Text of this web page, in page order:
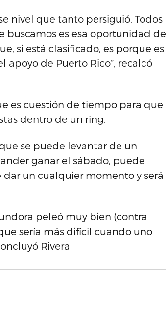
nivel que tanto persiguió. Todos
buscamos es esa oportunidad de
si está clasificado, es porque es
de Puerto Rico”, recalcó
es cuestión de tiempo para que
dentro de un ring.
se puede levantar de un
ganar el sábado, puede
un cualquier momento y será
peleó muy bien (contra
sería más difícil cuando uno
Rivera.